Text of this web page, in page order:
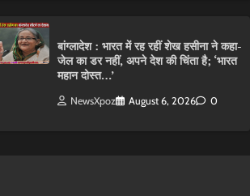
बांग्लादेश : भारत में रह रहीं शेख हसीना ने कहा-
जेल का डर नहीं, अपने देश की चिंता है; ‘भारत
महान दोस्त…’
NewsXpoz August 6, 2026 0